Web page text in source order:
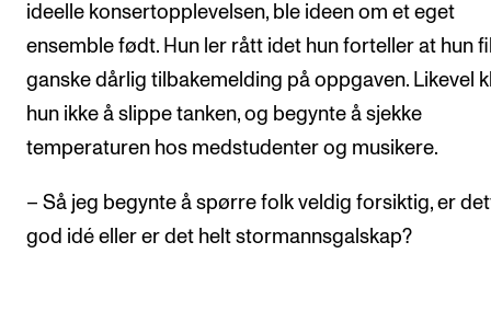
ideelle konsertopplevelsen, ble ideen om et eget
ensemble født. Hun ler rått idet hun forteller at hun
ganske dårlig tilbakemelding på oppgaven. Likevel
hun ikke å slippe tanken, og begynte å sjekke
temperaturen hos medstudenter og musikere.
– Så jeg begynte å spørre folk veldig forsiktig, er
god idé eller er det helt stormannsgalskap?